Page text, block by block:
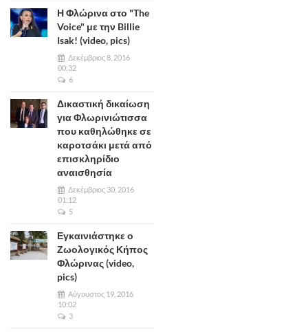
Η Φλώρινα στο "The
Voice" με την Billie
Isak! (video, pics)
Δεκέμβριος 8, 2016
00:32
6
Δικαστική δικαίωση
για Φλωρινιώτισσα
που καθηλώθηκε σε
καροτσάκι μετά από
επισκληρίδιο
αναισθησία
Δεκέμβριος 30, 2016
01:12
5
Εγκαινιάστηκε ο
Ζωολογικός Κήπος
Φλώρινας (video,
pics)
Αύγουστος 19, 2016
10:02
3